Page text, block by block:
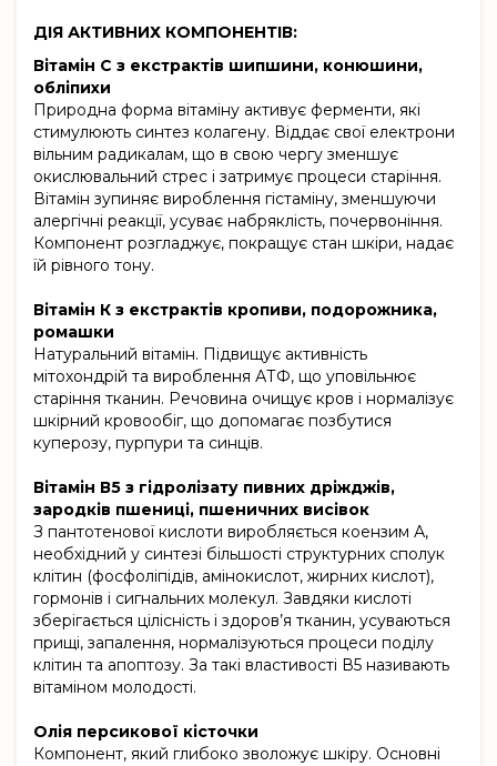
ДІЯ АКТИВНИХ КОМПОНЕНТІВ:
Вітамін С з екстрактів шипшини, конюшини,
обліпихи
Природна форма вітаміну активує ферменти, які
стимулюють синтез колагену. Віддає свої електрони
вільним радикалам, що в свою чергу зменшує
окислювальний стрес і затримує процеси старіння.
Вітамін зупиняє вироблення гістаміну, зменшуючи
алергічні реакції, усуває набряклість, почервоніння.
Компонент розгладжує, покращує стан шкіри, надає
їй рівного тону.
Вітамін К з екстрактів кропиви, подорожника,
ромашки
Натуральний вітамін. Підвищує активність
мітохондрій та вироблення АТФ, що уповільнює
старіння тканин. Речовина очищує кров і нормалізує
шкірний кровообіг, що допомагає позбутися
куперозу, пурпури та синців.
Вітамін В5 з гідролізату пивних дріжджів,
зародків пшениці, пшеничних висівок
З пантотенової кислоти виробляється коензим А,
необхідний у синтезі більшості структурних сполук
клітин (фосфоліпідів, амінокислот, жирних кислот),
гормонів і сигнальних молекул. Завдяки кислоті
зберігається цілісність і здоров’я тканин, усуваються
прищі, запалення, нормалізуються процеси поділу
клітин та апоптозу. За такі властивості В5 називають
вітаміном молодості.
Олія персикової кісточки
Компонент, який глибоко зволожує шкіру. Основні